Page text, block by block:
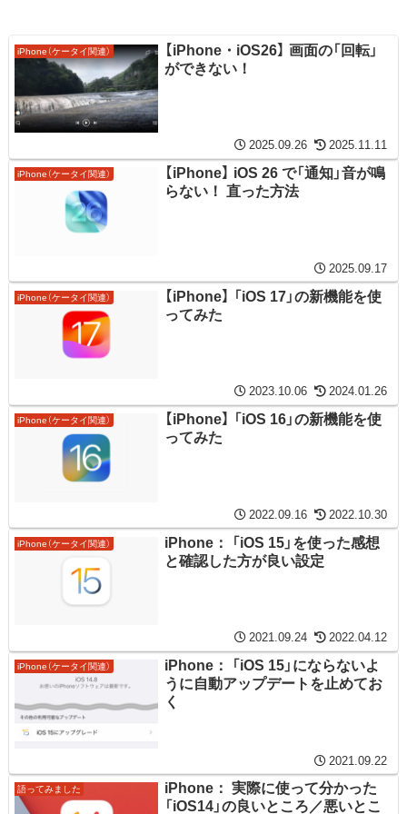
iPhone（ケータイ関連）
【iPhone・iOS26】 画面の「回転」
ができない！
2025.09.26 2025.11.11
iPhone（ケータイ関連）
【iPhone】 iOS 26 で「通知」音が鳴
らない！ 直った方法
2025.09.17
iPhone（ケータイ関連）
【iPhone】 「iOS 17」の新機能を使
ってみた
2023.10.06 2024.01.26
iPhone（ケータイ関連）
【iPhone】 「iOS 16」の新機能を使
ってみた
2022.09.16 2022.10.30
iPhone（ケータイ関連）
iPhone： 「iOS 15」を使った感想
と確認した方が良い設定
2021.09.24 2022.04.12
iPhone（ケータイ関連）
iPhone： 「iOS 15」にならないよ
うに自動アップデートを止めてお
く
2021.09.22
語ってみました
iPhone： 実際に使って分かった
「iOS14」の良いところ／悪いとこ